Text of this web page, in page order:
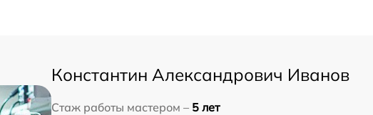
Константин Александрович Иванов
Стаж работы мастером – 5 лет